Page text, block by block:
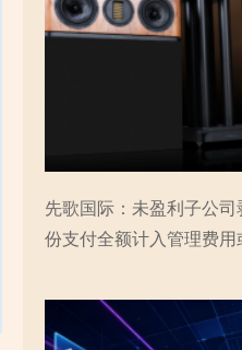
先歌国际：未盈利子公司
份支付全额计入管理费用